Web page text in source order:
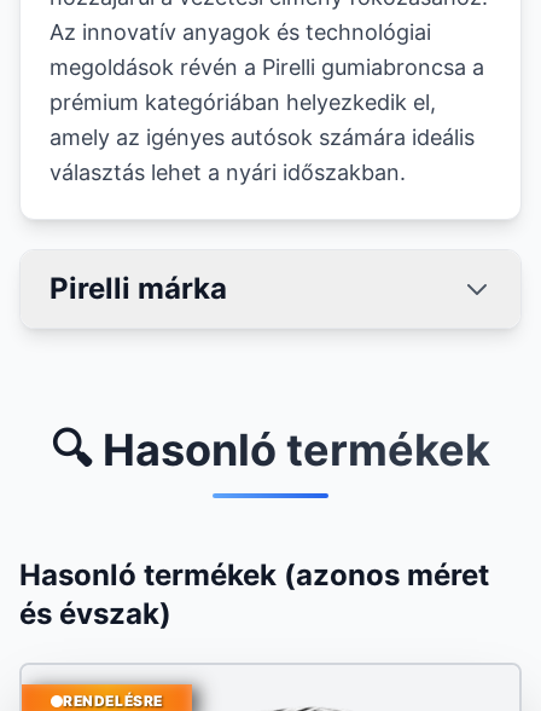
Az innovatív anyagok és technológiai
megoldások révén a Pirelli gumiabroncsa a
prémium kategóriában helyezkedik el,
amely az igényes autósok számára ideális
választás lehet a nyári időszakban.
Pirelli márka
🔍 Hasonló termékek
Hasonló termékek (azonos méret
és évszak)
RENDELÉSRE